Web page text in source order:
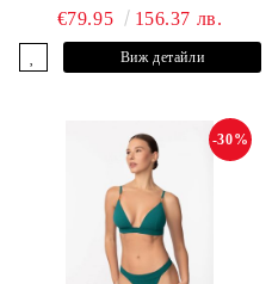
ANDRE
€79.95 156.37 лв.
Виж детайли
-30%